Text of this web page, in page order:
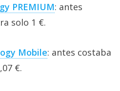
PREMIUM: antes
solo 1 €.
Mobile: antes costaba
€.